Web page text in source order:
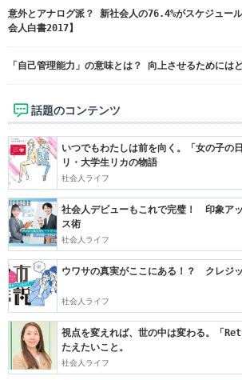
意外とアナログ派？ 新社会人の76.4%がスケジュー
会人白書2017】
「自己管理能力」の意味とは？ 向上させるためには
話題のコンテンツ
いつでもわたしは前を向く。「女の子の
リ・大学生リカの物語
社会人ライフ
社会人デビューもこれで完璧！ 印象ア
ス術
社会人ライフ
ウワサの真実がここにある！？ クレジ
社会人ライフ
視点を変えれば、世の中は変わる。「
たえたいこと。
社会人ライフ